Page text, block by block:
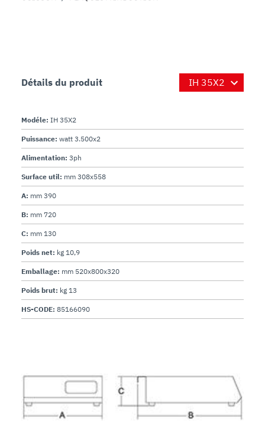
Détails du produit
Modéle: IH 35X2
Puissance: watt 3.500x2
Alimentation: 3ph
Surface util: mm 308x558
A: mm 390
B: mm 720
C: mm 130
Poids net: kg 10,9
Emballage: mm 520x800x320
Poids brut: kg 13
HS-CODE: 85166090